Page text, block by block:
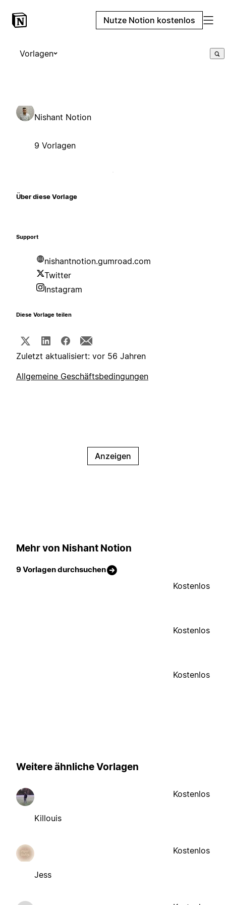
Nutze Notion kostenlos
Vorlagen
Nishant Notion
9 Vorlagen
Über diese Vorlage
Support
nishantnotion.gumroad.com
Twitter
Instagram
Diese Vorlage teilen
Zuletzt aktualisiert: vor 56 Jahren
Allgemeine Geschäftsbedingungen
Anzeigen
Mehr von Nishant Notion
9 Vorlagen durchsuchen
Kostenlos
Kostenlos
Kostenlos
Weitere ähnliche Vorlagen
Killouis
Kostenlos
Jess
Kostenlos